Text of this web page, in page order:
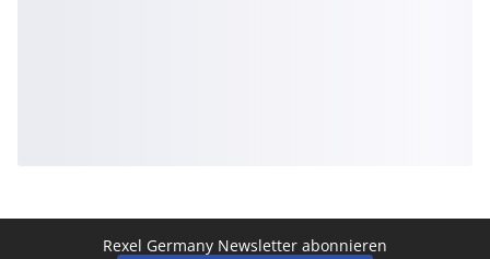
Rexel Germany Newsletter abonnieren